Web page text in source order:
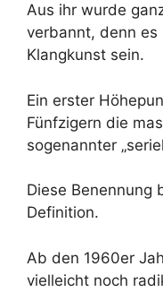
Aus ihr wurde
verbannt, denn es
Klangkunst sein.
Ein erster
Fünfzigern die
sogenannter
Diese Benennung
Definition.
Ab den 1960er
vielleicht noch